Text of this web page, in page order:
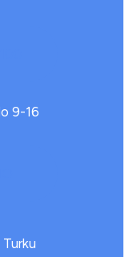
9-16